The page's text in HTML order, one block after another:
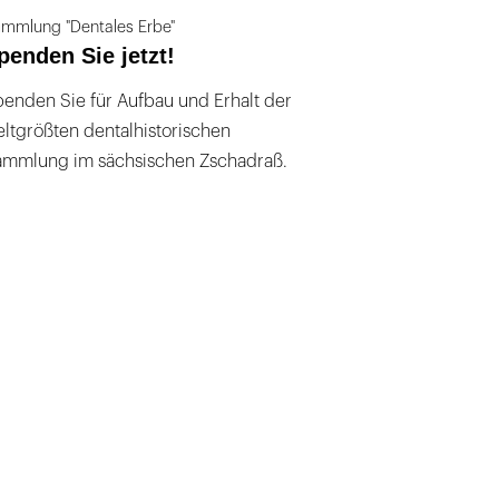
"Dentales Erbe"
Sie jetzt!
Sie für Aufbau und Erhalt der
dentalhistorischen
im sächsischen Zschadraß.